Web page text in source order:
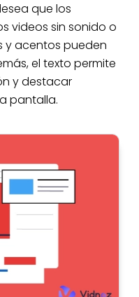
que los
videos sin sonido o
y acentos pueden
el texto permite
y destacar
pantalla.